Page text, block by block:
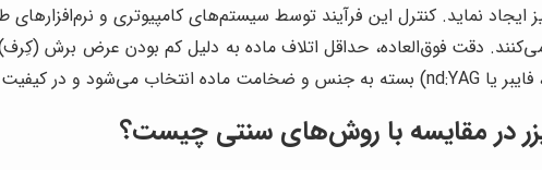
دقت فوق‌العاده، حداقل اتلاف ماده به دلیل کم بودن عرض برش
در مقایسه با روش‌های سنتی چیست؟